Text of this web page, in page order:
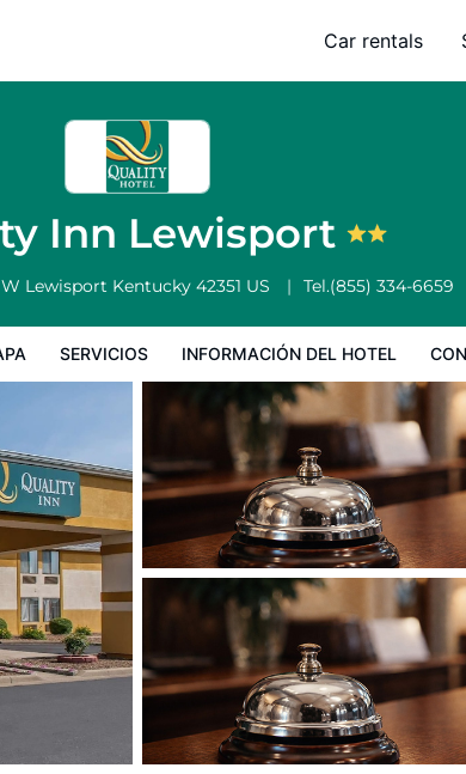
Car rentals
Inn Lewisport
Lewisport Kentucky 42351 US Tel.(855) 334-6659
SERVICIOS INFORMACIÓN DEL HOTEL
Condiciones especiales